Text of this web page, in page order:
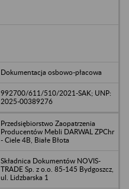
Dokumentacja osbowo-płacowa
992700/611/510/2021-SAK; UNP:
2025-00389276
Przedsiębiorstwo Zaopatrzenia
Producentów Mebli DARWAL ZPChr
- Ciele 4B, Białe Błota
Składnica Dokumentów NOVIS-
TRADE Sp. z o.o. 85-145 Bydgoszcz,
ul. Lidzbarska 1